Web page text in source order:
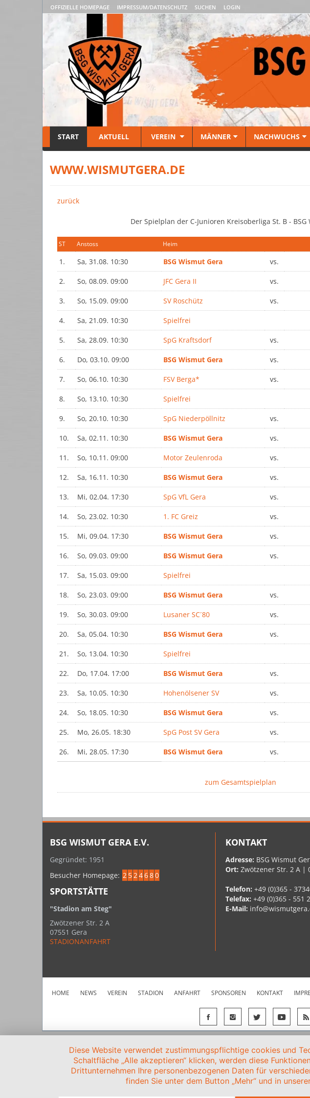
OFFIZIELLE HOMEPAGE IMPRESSUM/DATENSCHUTZ SUCHEN LOGIN
START AKTUELL VEREIN MÄNNER NACHWUCHS
WWW.WISMUTGERA.DE
zurück
Der Spielplan der C-Junioren Kreisoberliga St. B - BSG
ST Anstoss Heim
1. Sa, 31.08. 10:30 BSG Wismut Gera vs.
2. So, 08.09. 09:00 JFC Gera II vs.
3. So, 15.09. 09:00 SV Roschütz vs.
4. Sa, 21.09. 10:30 Spielfrei
5. Sa, 28.09. 10:30 SpG Kraftsdorf vs.
6. Do, 03.10. 09:00 BSG Wismut Gera vs.
7. So, 06.10. 10:30 FSV Berga* vs.
8. So, 13.10. 10:30 Spielfrei
9. So, 20.10. 10:30 SpG Niederpöllnitz vs.
10. Sa, 02.11. 10:30 BSG Wismut Gera vs.
11. So, 10.11. 09:00 Motor Zeulenroda vs.
12. Sa, 16.11. 10:30 BSG Wismut Gera vs.
13. Mi, 02.04. 17:30 SpG VfL Gera vs.
14. So, 23.02. 10:30 1. FC Greiz vs.
15. Mi, 09.04. 17:30 BSG Wismut Gera vs.
16. So, 09.03. 09:00 BSG Wismut Gera vs.
17. Sa, 15.03. 09:00 Spielfrei
18. So, 23.03. 09:00 BSG Wismut Gera vs.
19. So, 30.03. 09:00 Lusaner SC´80 vs.
20. Sa, 05.04. 10:30 BSG Wismut Gera vs.
21. So, 13.04. 10:30 Spielfrei
22. Do, 17.04. 17:00 BSG Wismut Gera vs.
23. Sa, 10.05. 10:30 Hohenölsener SV vs.
24. So, 18.05. 10:30 BSG Wismut Gera vs.
25. Mo, 26.05. 18:30 SpG Post SV Gera vs.
26. Mi, 28.05. 17:30 BSG Wismut Gera vs.
zum Gesamtspielplan
BSG WISMUT GERA E.V.
Gegründet: 1951
Besucher Homepage: 2 524680
SPORTSTÄTTE
"Stadion am Steg"
Zwötzener Str. 2 A
07551 Gera
STADIONANFAHRT
KONTAKT
Adresse: BSG Wismut
Ort:Zwötzener Str. 2 A |
Telefon:+49 (0)365 -
Telefax:+49 (0)365 - 551
E-Mail:
HOME NEWS VEREIN STADION ANFAHRT SPONSOREN KONTAKT
Diese Website verwendet zustimmungspflichtige cookies und
Schaltfläche „Alle akzeptieren“ klicken, werden diese
Drittunternehmen Ihre personenbezogenen Daten für
finden Sie unter dem Button „Mehr“ und in